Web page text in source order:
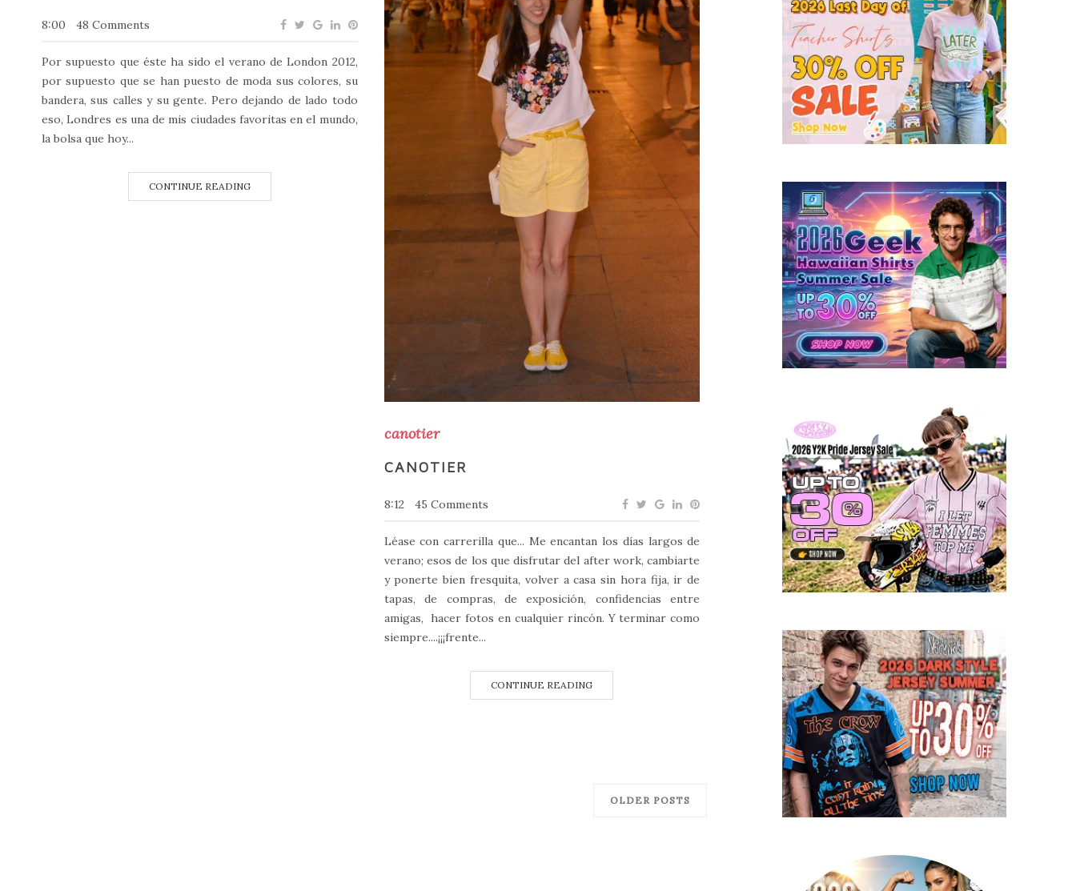
8:00 48 Comments
Por supuesto que éste ha sido el verano de London 2012,
por supuesto que se han puesto de moda sus colores, su
bandera, sus calles y su gente. Pero dejando de lado todo
eso, Londres es una de mis ciudades favoritas en el mundo,
la bolsa que hoy...
CONTINUE READING
canotier
CANOTIER
8:12 45 Comments
Léase con carrerilla que... Me encantan los días largos de
verano; esos de los que disfrutar del after work, cambiarte
y ponerte bien fresquita, volver a casa sin hora fija, ir de
tapas, de compras, de exposición, confidencias entre
amigas, hacer fotos en cualquier rincón. Y terminar como
siempre....¡¡¡frente...
CONTINUE READING
OLDER POSTS